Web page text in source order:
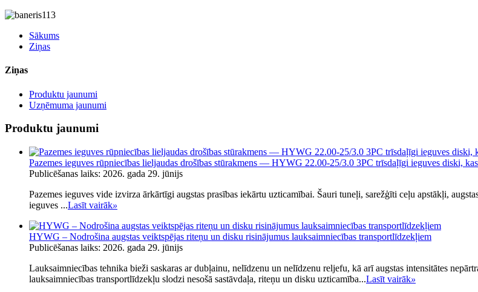
Sākums
Ziņas
Ziņas
Produktu jaunumi
Uzņēmuma jaunumi
Produktu jaunumi
Pazemes ieguves rūpniecības lieljaudas drošības stūrakmens — HYWG 22.00-25/3.0 3PC trīsdaļīgi ieguves diski,
Publicēšanas laiks: 2026. gada 29. jūnijs
Pazemes ieguves vide izvirza ārkārtīgi augstas prasības iekārtu uzticamībai. Šauri tuneļi, sarežģīti ceļu apstākļi,
ieguves ...Lasīt vairāk»
HYWG – Nodrošina augstas veiktspējas riteņu un disku risinājumus lauksaimniecības transportlīdzekļiem
Publicēšanas laiks: 2026. gada 29. jūnijs
Lauksaimniecības tehnika bieži saskaras ar dubļainu, nelīdzenu un nelīdzenu reljefu, kā arī augstas intensitātes
lauksaimniecības transportlīdzekļu slodzi nesošā sastāvdaļa, riteņu un disku uzticamība...Lasīt vairāk»